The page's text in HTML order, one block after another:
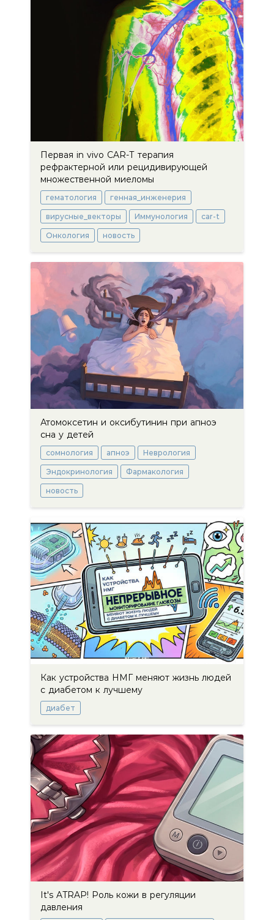
Первая in vivo CAR-Т терапия
рефрактерной или рецидивирующей
множественной миеломы
гематология генная_инженерия
вирусные_векторы Иммунология car-t
Онкология новость
Атомоксетин и оксибутинин при апноэ
сна у детей
сомнология апноэ Неврология
Эндокринология Фармакология
новость
Как устройства НМГ меняют жизнь людей
с диабетом к лучшему
диабет
It's ATRAP! Роль кожи в регуляции
давления